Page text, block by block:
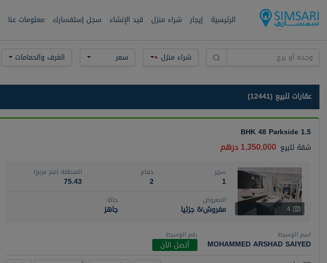
الرئيسية إيجار شراء منزل قيد الإنشاء سجل إستفسارك معلومات عنا
شراء منزل سعر الغرف والحمامات
عقارات للبيع (12441)
1.5 BHK 48 Parkside
شقة للبيع 1,350,000 درهم
4
سرير
1
حمام
2
المنطقة (متر مربع)
75.43
المعروض
مفروش/ة جزئيا
حالة
جاهز
اسم الوسيط
MOHAMMED ARSHAD SAIYED
رقم الوسيط
أتصل الأن